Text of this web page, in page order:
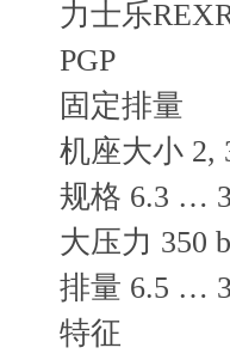
力士乐
PGP
固定排量
机座大小 2,
规格 6.3 …
大压力 350
排量 6.5 …
特征